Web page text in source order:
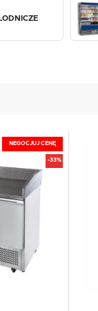
NEGOCJUJ CENĘ
-33%